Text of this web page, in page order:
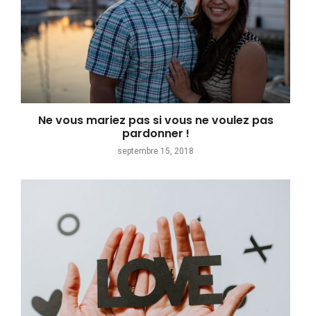
Ne vous mariez pas si vous ne voulez pas
pardonner !
septembre 15, 2018